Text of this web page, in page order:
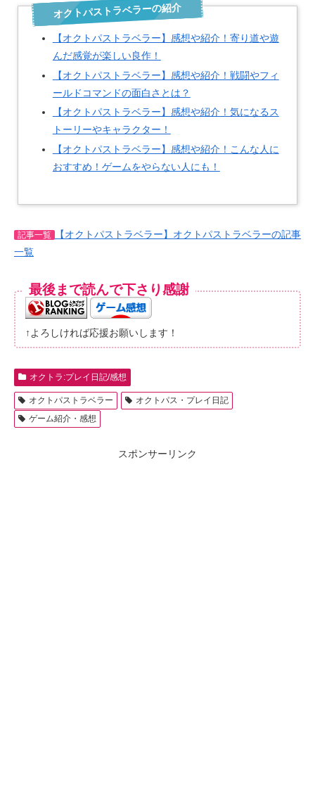
オクトパストラベラーの紹介
【オクトパストラベラー】感想や紹介！寄り道や遊
んだ感覚が楽しい良作！
【オクトパストラベラー】感想や紹介！戦闘やフィ
ールドコマンドの面白さとは？
【オクトパストラベラー】感想や紹介！気になるス
トーリーやキャラクター！
【オクトパストラベラー】感想や紹介！こんな人に
おすすめ！ゲームをやらない人にも！
記事一覧
【オクトパストラベラー】オクトパストラベラーの記事
一覧
最後まで読んで下さり感謝
↑よろしければ応援お願いします！
オクトラ:プレイ日記/感想
オクトパストラベラー
オクトパス・プレイ日記
ゲーム紹介・感想
スポンサーリンク